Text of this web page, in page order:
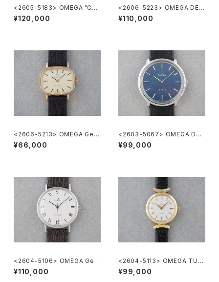
<2605-5183> OMEGA ”Cal.
285"
¥120,000
<2606-5223> OMEGA DE V
ILLE
¥110,000
<2606-5213> OMEGA Gen
eve
¥66,000
<2603-5067> OMEGA DE-
VILLE
¥99,000
<2604-5106> OMEGA Gen
eve
¥110,000
<2604-5113> OMEGA TUR
LER
¥99,000